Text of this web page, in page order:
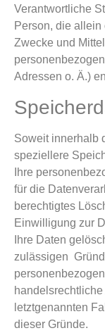
Verantwortliche
Person, die
Zwecke und
Adressen o. Ä.)
Soweit innerhalb
speziellere
Ihre
für die
berechtigtes
Einwilligung zur
Ihre Daten
zulässigen
letztgenannten
dieser Gründe.